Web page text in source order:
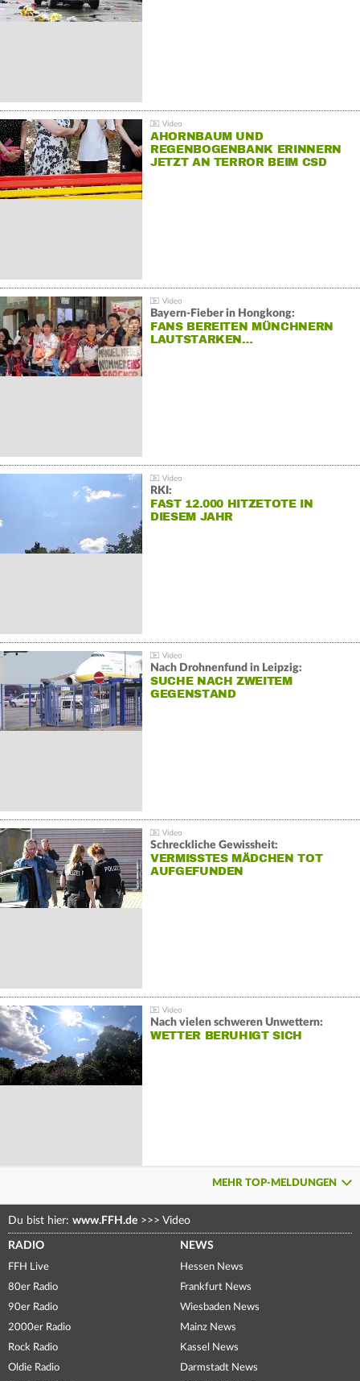
AHORNBAUM UND
REGENBOGENBANK ERINNERN
JETZT AN TERROR BEIM CSD
Bayern-Fieber in Hongkong:
FANS BEREITEN MÜNCHNERN
LAUTSTARKEN…
RKI:
FAST 12.000 HITZETOTE IN
DIESEM JAHR
Nach Drohnenfund in Leipzig:
SUCHE NACH ZWEITEM
GEGENSTAND
Schreckliche Gewissheit:
VERMISSTES MÄDCHEN TOT
AUFGEFUNDEN
Nach vielen schweren Unwettern:
WETTER BERUHIGT SICH
MEHR TOP-MELDUNGEN
Du bist hier: www.FFH.de >>> Video
RADIO
FFH Live
80er Radio
90er Radio
2000er Radio
Rock Radio
Oldie Radio
NEWS
Hessen News
Frankfurt News
Wiesbaden News
Mainz News
Kassel News
Darmstadt News